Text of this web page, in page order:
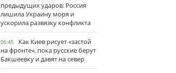
предыдущих ударов: Россия
лишила Украину моря и
ускорила развязку конфликта
06:45
Как Киев рисует «застой
на фронте», пока русские берут
Бакшеевку и давят на север